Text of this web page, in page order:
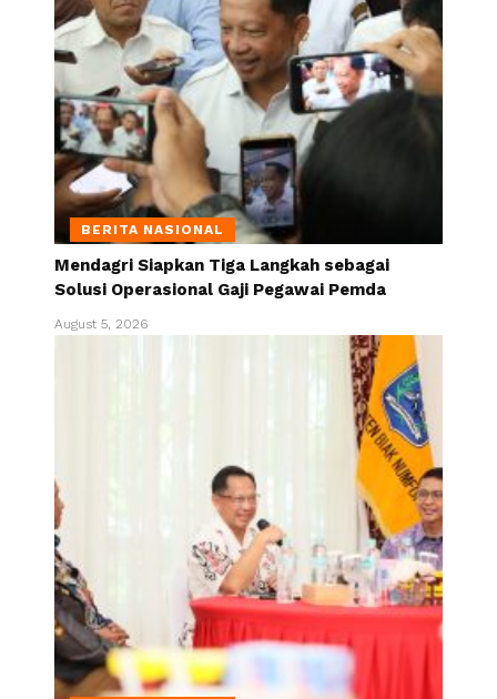
BERITA NASIONAL
Mendagri Siapkan Tiga Langkah sebagai
Solusi Operasional Gaji Pegawai Pemda
August 5, 2026